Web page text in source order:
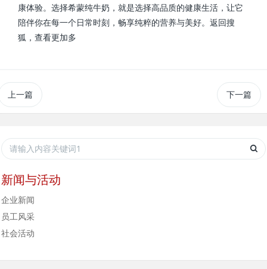
康体验。选择希蒙纯牛奶，就是选择高品质的健康生活，让它
陪伴你在每一个日常时刻，畅享纯粹的营养与美好。返回搜
狐，查看更加多
上一篇 下一篇
新闻与活动
企业新闻
员工风采
社会活动